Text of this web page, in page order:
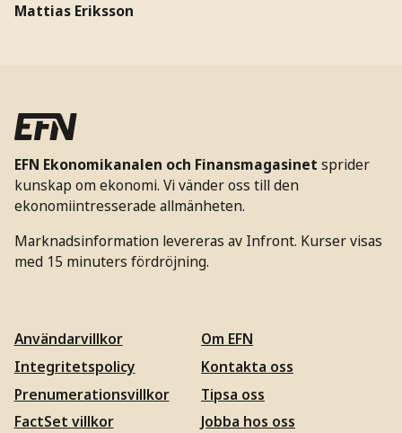
Mattias Eriksson
EFN Ekonomikanalen och Finansmagasinet sprider
kunskap om ekonomi. Vi vänder oss till den
ekonomiintresserade allmänheten.
Marknadsinformation levereras av Infront. Kurser visas
med 15 minuters fördröjning.
Användarvillkor
Integritetspolicy
Prenumerationsvillkor
FactSet villkor
Om EFN
Kontakta oss
Tipsa oss
Jobba hos oss